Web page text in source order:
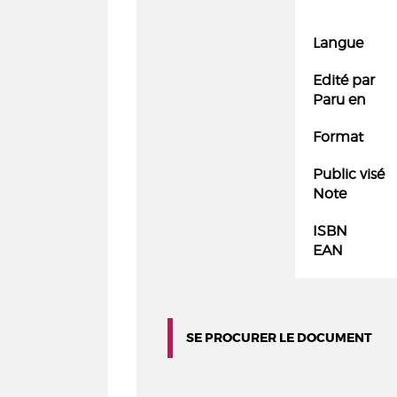
Langue
Edité par
Paru en
Format
Public visé
Note
ISBN
EAN
SE PROCURER LE DOCUMENT